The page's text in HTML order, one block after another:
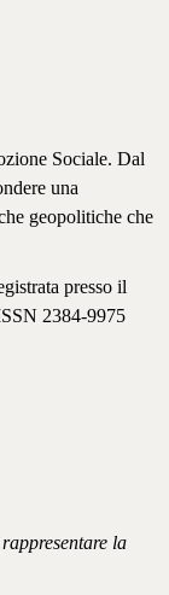
Sociale. Dal
una
geopolitiche che
presso il
2384-9975
la